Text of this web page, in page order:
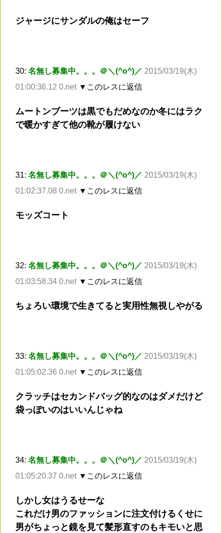
ジャージにサンダルの俺はセーフ
30: 名無し募集中。。。＠＼(^o^)／ 2015/03/19(木)
01:00:36.12 0.net ▼このレスに返信
ムートンブーツは黒でもだめなのか冬にはラク
で暖かすぎて他の靴が履けない
31: 名無し募集中。。。＠＼(^o^)／ 2015/03/19(木)
01:02:37.08 0.net ▼このレスに返信
モッズコート
32: 名無し募集中。。。＠＼(^o^)／ 2015/03/19(木)
01:03:58.34 0.net ▼このレスに返信
ちょろい環境で生きてると実用性無視しやがる
33: 名無し募集中。。。＠＼(^o^)／ 2015/03/19(木)
01:05:02.36 0.net ▼このレスに返信
クラッチはセカンドバッグ的なのはダメだけど
袋っぽいのはいいんじゃね
34: 名無し募集中。。。＠＼(^o^)／ 2015/03/19(木)
01:05:20.37 0.net ▼このレスに返信
しかし女はうるせーな
これだけ男のファッションに注文付けるくせに
男がちょっと鏡を見て髪形直すのもキモいと思